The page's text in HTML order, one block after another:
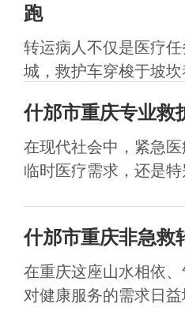
跑
转运病人不仅是医疗
城，救护车穿梭于坡
什邡市重庆专业救
在现代社会中，紧急
临时医疗需求，还是
什邡市重庆非急救
在重庆这座山水相依
对健康服务的需求日